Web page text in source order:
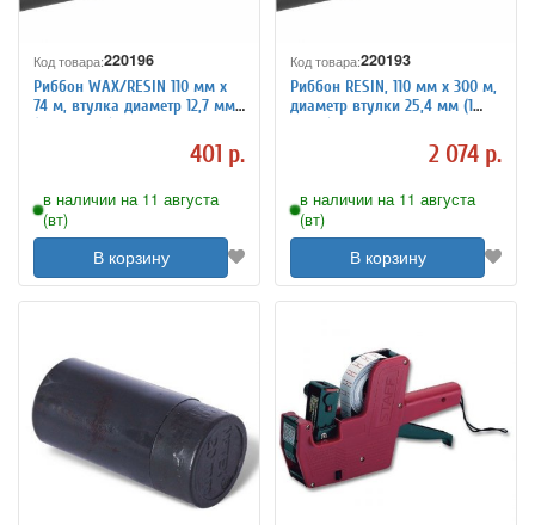
Код товара:220196
Риббон WAX/RESIN 110 мм х
74 м, втулка диаметр 12,7 мм
(0,5 дюйма) х ширина 110 мм,
красящий слой наружу (OUT)
401 р.
в наличии на 11 августа
(вт)
В корзину
Код товара:220193
Риббон RESIN, 110 мм х 300 м,
диаметр втулки 25,4 мм (1
дюйм), красящий слой
наружу (OUT), 3635392 074 р.
в наличии на 11 августа
(вт)
В корзину